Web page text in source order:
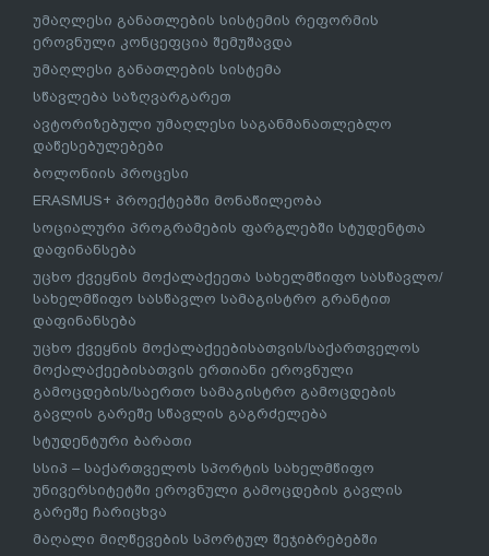
უმაღლესი განათლების სისტემის რეფორმის
ეროვნული კონცეფცია შემუშავდა
უმაღლესი განათლების სისტემა
სწავლება საზღვარგარეთ
ავტორიზებული უმაღლესი საგანმანათლებლო
დაწესებულებები
ბოლონიის პროცესი
ERASMUS+ პროექტებში მონაწილეობა
სოციალური პროგრამების ფარგლებში სტუდენტთა
დაფინანსება
უცხო ქვეყნის მოქალაქეეთა სახელმწიფო სასწავლო/
სახელმწიფო სასწავლო სამაგისტრო გრანტით
დაფინანსება
უცხო ქვეყნის მოქალაქეებისათვის/საქართველოს
მოქალაქეებისათვის ერთიანი ეროვნული
გამოცდების/საერთო სამაგისტრო გამოცდების
გავლის გარეშე სწავლის გაგრძელება
სტუდენტური ბარათი
სსიპ – საქართველოს სპორტის სახელმწიფო
უნივერსიტეტში ეროვნული გამოცდების გავლის
გარეშე ჩარიცხვა
მაღალი მიღწევების სპორტულ შეჯიბრებებში